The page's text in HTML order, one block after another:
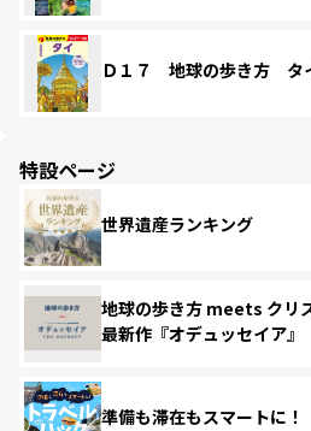
Ｄ１７ 地球の歩き方 タ
特設ページ
世界遺産ランキング
地球の歩き方 meets クリ
最新作『オデュッセイア』
準備も滞在もスマートに